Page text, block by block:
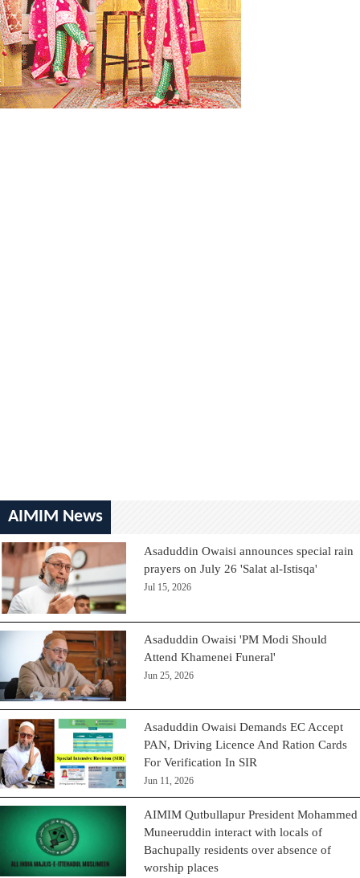
AIMIM News
Asaduddin Owaisi announces special rain
prayers on July 26 'Salat al-Istisqa'
Jul 15, 2026
Asaduddin Owaisi 'PM Modi Should
Attend Khamenei Funeral'
Jun 25, 2026
Asaduddin Owaisi Demands EC Accept
PAN, Driving Licence And Ration Cards
For Verification In SIR
Jun 11, 2026
AIMIM Qutbullapur President Mohammed
Muneeruddin interact with locals of
Bachupally residents over absence of
worship places